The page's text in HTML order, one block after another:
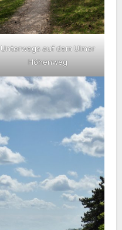
Unterwegs auf dem Ulmer
Höhenweg